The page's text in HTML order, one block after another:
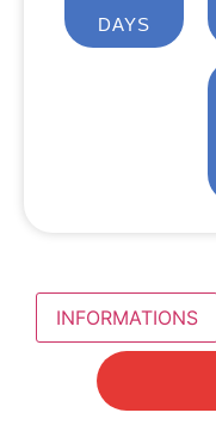
DAYS
INFORMATIONS